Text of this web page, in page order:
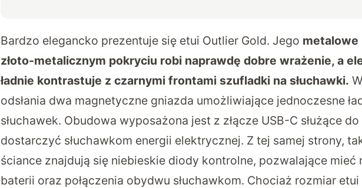
Bardzo elegancko prezentuje się etui Outlier Gold. Jego metalowe
złoto-metalicznym pokryciu robi naprawdę dobre wrażenie, a
ładnie kontrastuje z czarnymi frontami szufladki na słuchawki.
odsłania dwa magnetyczne gniazda umożliwiające jednoczesne
słuchawek. Obudowa wyposażona jest z złącze USB-C służące
dostarczyć słuchawkom energii elektrycznej. Z tej samej strony,
ściance znajdują się niebieskie diody kontrolne, pozwalające mieć
baterii oraz połączenia obydwu słuchawkom. Chociaż rozmiar